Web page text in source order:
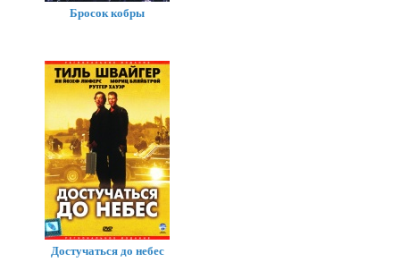
Бросок кобры
Достучаться до небес